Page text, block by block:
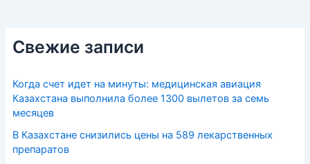
Свежие записи
Когда счет идет на минуты: медицинская авиация
Казахстана выполнила более 1300 вылетов за семь
месяцев
В Казахстане снизились цены на 589 лекарственных
препаратов